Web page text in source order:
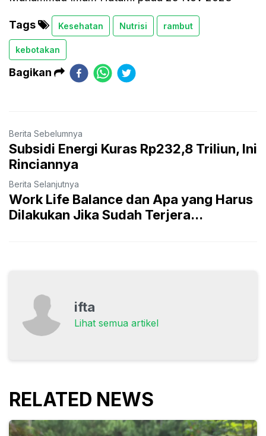
Tags Kesehatan Nutrisi rambut
kebotakan
Bagikan
Berita Sebelumnya
Subsidi Energi Kuras Rp232,8 Triliun, Ini
Rinciannya
Berita Selanjutnya
Work Life Balance dan Apa yang Harus
Dilakukan Jika Sudah Terjera...
ifta
Lihat semua artikel
RELATED NEWS